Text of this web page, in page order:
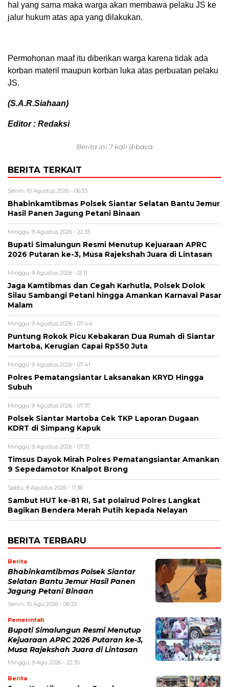
hal yang sama maka warga akan membawa pelaku JS ke
jalur hukum atas apa yang dilakukan.
Permohonan maaf itu diberikan warga karena tidak ada
korban materil maupun korban luka atas perbuatan pelaku
JS.
(S.A.R.Siahaan)
Editor : Redaksi
Berita ini 7 kali dibaca
BERITA TERKAIT
Senin, 10 Agustus 2026 - 06:33
Bhabinkamtibmas Polsek Siantar Selatan Bantu Jemur
Hasil Panen Jagung Petani Binaan
Minggu, 9 Agustus 2026 - 22:35
Bupati Simalungun Resmi Menutup Kejuaraan APRC
2026 Putaran ke-3, Musa Rajekshah Juara di Lintasan
Minggu, 9 Agustus 2026 - 12:11
Jaga Kamtibmas dan Cegah Karhutla, Polsek Dolok
Silau Sambangi Petani hingga Amankan Karnaval Pasar
Malam
Minggu, 9 Agustus 2026 - 07:44
Puntung Rokok Picu Kebakaran Dua Rumah di Siantar
Martoba, Kerugian Capai Rp550 Juta
Minggu, 9 Agustus 2026 - 07:41
Polres Pematangsiantar Laksanakan KRYD Hingga
Subuh
Minggu, 9 Agustus 2026 - 07:37
Polsek Siantar Martoba Cek TKP Laporan Dugaan
KDRT di Simpang Kapuk
Minggu, 9 Agustus 2026 - 07:31
Timsus Dayok Mirah Polres Pematangsiantar Amankan
9 Sepedamotor Knalpot Brong
Sabtu, 8 Agustus 2026 - 11:36
Sambut HUT ke-81 RI, Sat polairud Polres Langkat
Bagikan Bendera Merah Putih kepada Nelayan
BERITA TERBARU
Berita
Bhabinkamtibmas Polsek Siantar
Selatan Bantu Jemur Hasil Panen
Jagung Petani Binaan
Senin, 10 Agu 2026 - 06:33
Pemerintah
Bupati Simalungun Resmi Menutup
Kejuaraan APRC 2026 Putaran ke-3,
Musa Rajekshah Juara di Lintasan
Minggu, 9 Agu 2026 - 22:35
Berita